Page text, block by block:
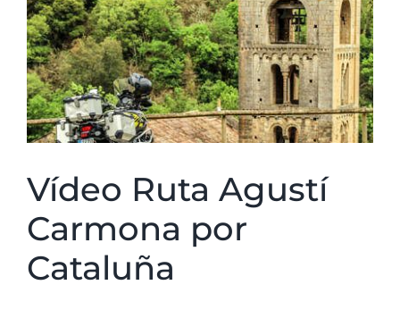
más
grande
Vídeo Ruta Agustí
Carmona por
Cataluña